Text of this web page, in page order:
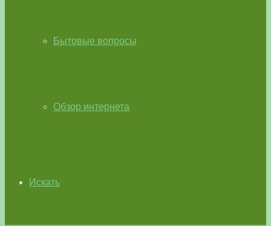
Бытовые вопросы
Обзор интернета
Искать